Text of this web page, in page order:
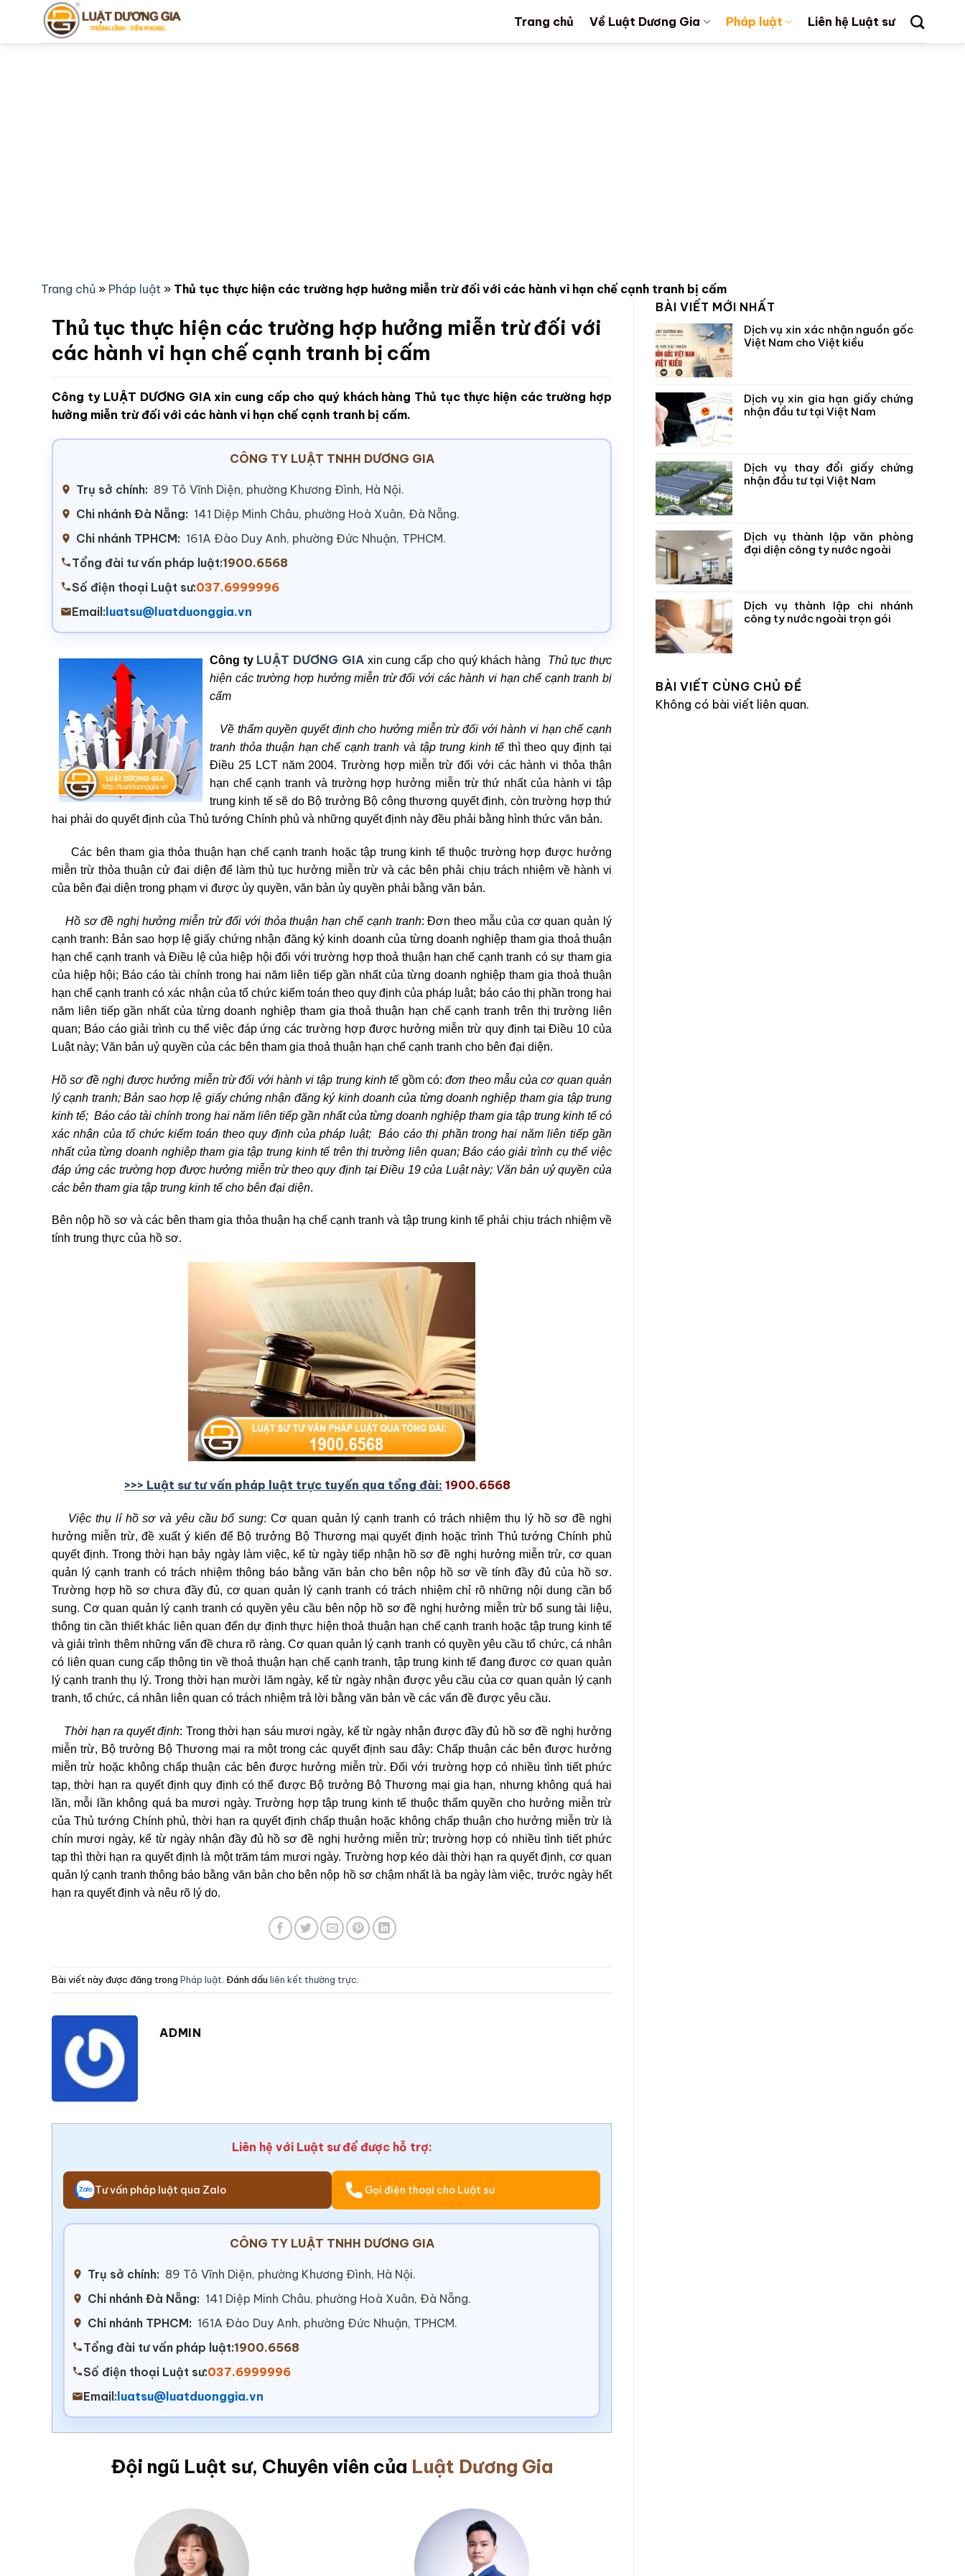
Trang chủ Về Luật Dương Gia Pháp luật Liên hệ Luật sư
Trang chủ » Pháp luật » Thủ tục thực hiện các trường hợp hưởng miễn trừ đối với các hành vi hạn chế cạnh tranh bị cấm
Thủ tục thực hiện các trường hợp hưởng miễn trừ đối với
các hành vi hạn chế cạnh tranh bị cấm
Công ty LUẬT DƯƠNG GIA xin cung cấp cho quý khách hàng Thủ tục thực hiện các trường hợp
hưởng miễn trừ đối với các hành vi hạn chế cạnh tranh bị cấm.
CÔNG TY LUẬT TNHH DƯƠNG GIA
Trụ sở chính: 89 Tô Vĩnh Diện, phường Khương Đình, Hà Nội.
Chi nhánh Đà Nẵng: 141 Diệp Minh Châu, phường Hoà Xuân, Đà Nẵng.
Chi nhánh TPHCM: 161A Đào Duy Anh, phường Đức Nhuận, TPHCM.
Tổng đài tư vấn pháp luật:1900.6568
Số điện thoại Luật sư:037.6999996
Email: luatsu@luatduonggia.vn
Công ty LUẬT DƯƠNG GIAxin cung cấp cho quý khách hàng
Thủ tục thực
hiện các trường hợp hưởng miễn trừ đối với các hành vi hạn chế cạnh tranh bị
cấm
Về thẩm quyền quyết định cho hưởng miễn trừ đối với hành vi hạn chế cạnh
tranh thỏa thuận hạn chế cạnh tranh và tập trung kinh tế thì theo quy định tại
Điều 25 LCT năm 2004. Trường hợp miễn trừ đối với các hành vi thỏa thận
hạn chế cạnh tranh và trường hợp hưởng miễn trừ thứ nhất của hành vi tập
trung kinh tế sẽ do Bộ trưởng Bộ công thương quyết định, còn trường hợp thứ
hai phải do quyết định của Thủ tướng Chính phủ và những quyết định này đều phải bằng hình thức văn bản.
Các bên tham gia thỏa thuận hạn chế cạnh tranh hoặc tập trung kinh tế thuộc trường hợp được hưởng
miễn trừ thỏa thuận cử đai diện để làm thủ tục hưởng miễn trừ và các bên phải chịu trách nhiệm về hành vi
của bên đại diện trong phạm vi được ủy quyền, văn bản ủy quyền phải bằng văn bản.
Hồ sơ đề nghị hưởng miễn trừ đối với thỏa thuận hạn chế cạnh tranh: Đơn theo mẫu của cơ quan quản lý
cạnh tranh: Bản sao hợp lệ giấy chứng nhận đăng ký kinh doanh của từng doanh nghiệp tham gia thoả thuận
hạn chế cạnh tranh và Điều lệ của hiệp hội đối với trường hợp thoả thuận hạn chế cạnh tranh có sự tham gia
của hiệp hội; Báo cáo tài chính trong hai năm liên tiếp gần nhất của từng doanh nghiệp tham gia thoả thuận
hạn chế cạnh tranh có xác nhận của tổ chức kiểm toán theo quy định của pháp luật; báo cáo thị phần trong hai
năm liên tiếp gần nhất của từng doanh nghiệp tham gia thoả thuận hạn chế cạnh tranh trên thị trường liên
quan; Báo cáo giải trình cụ thể việc đáp ứng các trường hợp được hưởng miễn trừ quy định tại Điều 10 của
Luật này; Văn bản uỷ quyền của các bên tham gia thoả thuận hạn chế cạnh tranh cho bên đại diện.
Hồ sơ đề nghị được hưởng miễn trừ đối với hành vi tập trung kinh tế gồm có:đơn theo mẫu của cơ quan quản
lý cạnh tranh; Bản sao hợp lệ giấy chứng nhận đăng ký kinh doanh của từng doanh nghiệp tham gia tập trung
kinh tế; Báo cáo tài chính trong hai năm liên tiếp gần nhất của từng doanh nghiệp tham gia tập trung kinh tế có
xác nhận của tổ chức kiểm toán theo quy định của pháp luật; Báo cáo thị phần trong hai năm liên tiếp gần
nhất của từng doanh nghiệp tham gia tập trung kinh tế trên thị trường liên quan; Báo cáo giải trình cụ thể việc
đáp ứng các trường hợp được hưởng miễn trừ theo quy định tại Điều 19 của Luật này; Văn bản uỷ quyền của
các bên tham gia tập trung kinh tế cho bên đại diện.
Bên nộp hồ sơ và các bên tham gia thỏa thuận hạ chế cạnh tranh và tập trung kinh tế phải chịu trách nhiệm về
tính trung thực của hồ sơ.
>>> Luật sư tư vấn pháp luật trực tuyến qua tổng đài: 1900.6568
Việc thụ lí hồ sơ và yêu cầu bổ sung: Cơ quan quản lý cạnh tranh có trách nhiệm thụ lý hồ sơ đề nghị
hưởng miễn trừ, đề xuất ý kiến để Bộ trưởng Bộ Thương mại quyết định hoặc trình Thủ tướng Chính phủ
quyết định. Trong thời hạn bảy ngày làm việc, kể từ ngày tiếp nhận hồ sơ đề nghị hưởng miễn trừ, cơ quan
quản lý cạnh tranh có trách nhiệm thông báo bằng văn bản cho bên nộp hồ sơ về tính đầy đủ của hồ sơ.
Trường hợp hồ sơ chưa đầy đủ, cơ quan quản lý cạnh tranh có trách nhiệm chỉ rõ những nội dung cần bổ
sung. Cơ quan quản lý cạnh tranh có quyền yêu cầu bên nộp hồ sơ đề nghị hưởng miễn trừ bổ sung tài liệu,
thông tin cần thiết khác liên quan đến dự định thực hiện thoả thuận hạn chế cạnh tranh hoặc tập trung kinh tế
và giải trình thêm những vấn đề chưa rõ ràng. Cơ quan quản lý cạnh tranh có quyền yêu cầu tổ chức, cá nhân
có liên quan cung cấp thông tin về thoả thuận hạn chế cạnh tranh, tập trung kinh tế đang được cơ quan quản
lý cạnh tranh thụ lý. Trong thời hạn mười lăm ngày, kể từ ngày nhận được yêu cầu của cơ quan quản lý cạnh
tranh, tổ chức, cá nhân liên quan có trách nhiệm trả lời bằng văn bản về các vấn đề được yêu cầu.
Thời hạn ra quyết định: Trong thời hạn sáu mươi ngày, kể từ ngày nhận được đầy đủ hồ sơ đề nghị hưởng
miễn trừ, Bộ trưởng Bộ Thương mại ra một trong các quyết định sau đây: Chấp thuận các bên được hưởng
miễn trừ hoặc không chấp thuận các bên được hưởng miễn trừ. Đối với trường hợp có nhiều tình tiết phức
tạp, thời hạn ra quyết định quy định có thể được Bộ trưởng Bộ Thương mại gia hạn, nhưng không quá hai
lần, mỗi lần không quá ba mươi ngày. Trường hợp tập trung kinh tế thuộc thẩm quyền cho hưởng miễn trừ
của Thủ tướng Chính phủ, thời hạn ra quyết định chấp thuận hoặc không chấp thuận cho hưởng miễn trừ là
chín mươi ngày, kể từ ngày nhận đầy đủ hồ sơ đề nghị hưởng miễn trừ; trường hợp có nhiều tình tiết phức
tạp thì thời hạn ra quyết định là một trăm tám mươi ngày. Trường hợp kéo dài thời hạn ra quyết định, cơ quan
quản lý cạnh tranh thông báo bằng văn bản cho bên nộp hồ sơ chậm nhất là ba ngày làm việc, trước ngày hết
hạn ra quyết định và nêu rõ lý do.
Bài viết này được đăng trong Pháp luật . Đánh dấu liên kết thường trực
ADMIN
Liên hệ với Luật sư để được hỗ trợ:
Tư vấn pháp luật qua Zalo Gọi điện thoại cho Luật sư
CÔNG TY LUẬT TNHH DƯƠNG GIA
Trụ sở chính: 89 Tô Vĩnh Diện, phường Khương Đình, Hà Nội.
Chi nhánh Đà Nẵng: 141 Diệp Minh Châu, phường Hoà Xuân, Đà Nẵng.
Chi nhánh TPHCM: 161A Đào Duy Anh, phường Đức Nhuận, TPHCM.
Tổng đài tư vấn pháp luật:1900.6568
Số điện thoại Luật sư:037.6999996
Email:luatsu@luatduonggia.vn
Đội ngũ Luật sư, Chuyên viên của Luật Dương Gia
BÀI VIẾT MỚI NHẤT
Dịch vụ xin xác nhận nguồn gốc
Việt Nam cho Việt kiều
Dịch vụ xin gia hạn giấy chứng
nhận đầu tư tại Việt Nam
Dịch vụ thay đổi giấy chứng
nhận đầu tư tại Việt Nam
Dịch vụ thành lập văn phòng
đại diện công ty nước ngoài
Dịch vụ thành lập chi nhánh
công ty nước ngoài trọn gói
BÀI VIẾT CÙNG CHỦ ĐỀ
Không có bài viết liên quan.